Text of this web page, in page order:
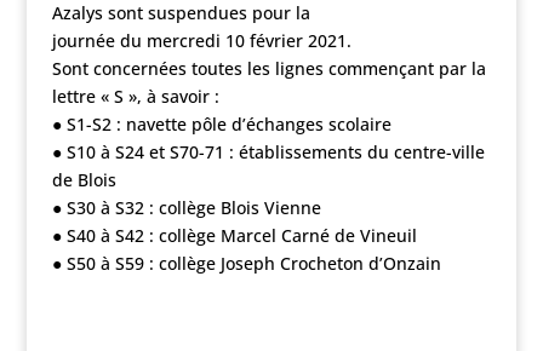
Azalys sont suspendues pour la
journée du mercredi 10 février 2021.
Sont concernées toutes les lignes commençant par la
lettre « S », à savoir :
● S1-S2 : navette pôle d’échanges scolaire
● S10 à S24 et S70-71 : établissements du centre-ville
de Blois
● S30 à S32 : collège Blois Vienne
● S40 à S42 : collège Marcel Carné de Vineuil
● S50 à S59 : collège Joseph Crocheton d’Onzain